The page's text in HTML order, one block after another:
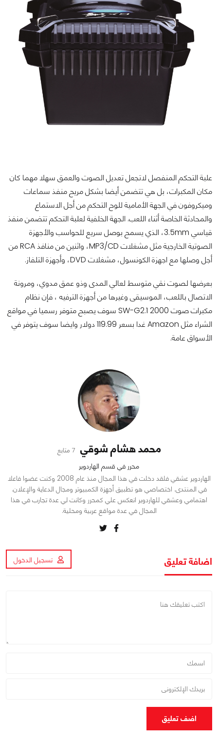
علبة التحكم المنفصل لاتجعل تعديل الصوت والعمق سهلا مهما كان
مكان المكبرات، بل هي تتضمن أيضا بشكل مريح منفذ سماعات
وميكروفون في الجهة الأمامية للوح التحكم من أجل الاستماع
والمحادثة الخاصة أثناء اللعب. الجهة الخلفية لعلبة التحكم تتضمن منفذ
قياسي 3.5mm، الذي يسمح بوصل سريع للحواسب والأجهزة
الصوتية الخارجية مثل مشغلات MP3/CD، واثنين من منافذ RCA من
أجل وصلها مع اجهزة الكونسول، مشغلات DVD، وأجهزة التلفاز.
بعرضها لصوت نقي متوسط لعالي المدى وذو عمق مدوي، ومرونة
الاتصال باللعب، الموسيقى وغيرها من أجهزة الترفيه ، فإن نظام
مكبرات صوت SW-G2.1 2000 سوف يصبح متوفر رسميا في مواقع
الشراء مثل Amazon غدا بسعر 119.99 دولار وايضا سوف يتوفر في
الأسواق عامة.
محمد هشام شوقي 7 متابع
محرر في قسم الهاردوير
الهاردوير عشقي فلقد دخلت في هذا المجال منذ عام 2008 وكنت عضوا فاعلا
في المنتدى. اختصاصي هو تطبيق أجهزة الكمبيوتر ومجال الدعاية والإعلان.
اهتمامي وعشقي للهاردوير انعكس علي كمحرر وكانت لي عدة تجارب في هذا
المجال في عدة مواقع عربية ومحلية.
اضافة تعليق تسجيل الدخول
اضف تعليق